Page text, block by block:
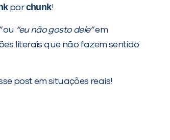
porchunk!
ou “eu não gosto dele”em
literais que não fazem sentido
post em situações reais!